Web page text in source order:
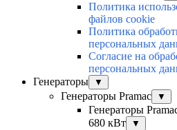
Политика
файлов cookie
Политика
персональных
Согласие на
персональных
Генераторы
▼
Генераторы Pramac ▼
Генераторы
680 кВт
▼